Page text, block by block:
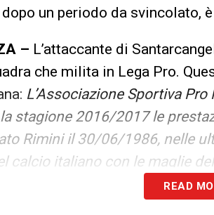
dopo un periodo da svincolato,
– L’attaccante di
che milita in Lega Pro.
L’Associazione Sportiva
stagione 2016/2017 le
Rimini il 30/06/1986, nelle
calcio italiano con le maglie
NOSTRE TOP NEWS
READ